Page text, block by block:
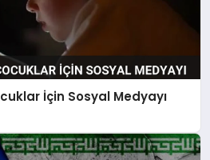
İçin Sosyal Medyayı